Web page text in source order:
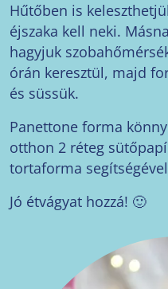
Hűtőben is
éjszaka kell neki.
hagyjuk
órán keresztül, majd
és süssük.
Panettone forma
otthon 2 réteg
tortaforma
Jó étvágyat hozzá! 🙂